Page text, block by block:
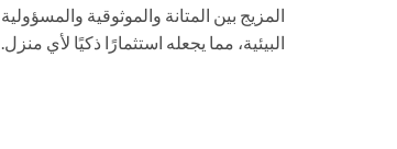
المزيج بين المتانة والموثوقية والمسؤولية
البيئية، مما يجعله استثمارًا ذكيًا لأي منزل.